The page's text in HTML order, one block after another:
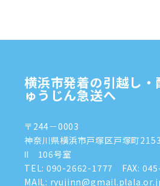
横浜市発着の引越し・
ゅうじん急送へ
〒244－0003
神奈川県横浜市戸塚区戸塚町
Ⅱ 106号室
TEL: 090-2662-1777
FAX:
MAIL: